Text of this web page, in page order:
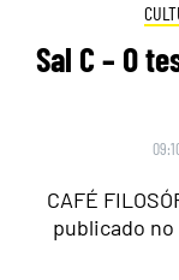
Sal C – O
CAFÉ
publicado